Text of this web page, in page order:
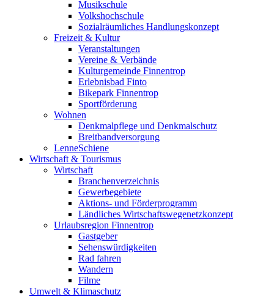
Musikschule
Volkshochschule
Sozialräumliches Handlungskonzept
Freizeit & Kultur
Veranstaltungen
Vereine & Verbände
Kulturgemeinde Finnentrop
Erlebnisbad Finto
Bikepark Finnentrop
Sportförderung
Wohnen
Denkmalpflege und Denkmalschutz
Breitbandversorgung
LenneSchiene
Wirtschaft & Tourismus
Wirtschaft
Branchenverzeichnis
Gewerbegebiete
Aktions- und Förderprogramm
Ländliches Wirtschaftswegenetzkonzept
Urlaubsregion Finnentrop
Gastgeber
Sehenswürdigkeiten
Rad fahren
Wandern
Filme
Umwelt & Klimaschutz